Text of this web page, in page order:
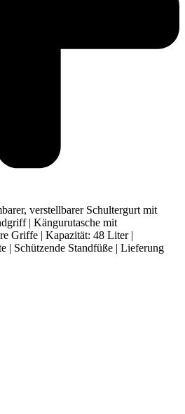
verstellbarer Schultergurt mit
| Kängurutasche mit
Griffe | Kapazität: 48 Liter |
| Schützende Standfüße | Lieferung